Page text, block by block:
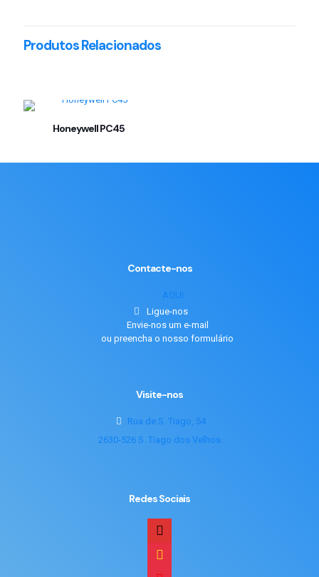
Produtos Relacionados
Honeywell PC45
Contacte-nos
AQUI
Ligue-nos
Envie-nos um e-mail
ou preencha o nosso formulário
Visite-nos
Rua de S. Tiago, 54
2630-526 S. Tiago dos Velhos
Redes Sociais